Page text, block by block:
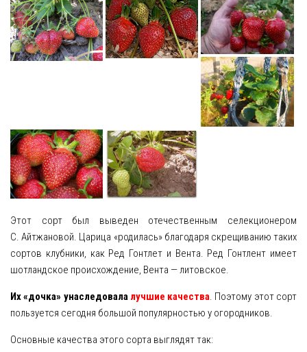
Этот сорт был выведен отечественным селекционером
С. Айтжановой. Царица «родилась» благодаря скрещиванию таких
сортов клубники, как Ред Гонтлет и Вента. Ред Гонтлент имеет
шотландское происхождение, Вента — литовское.
Их «дочка» унаследовала лучшие качества. Поэтому этот сорт
пользуется сегодня большой популярностью у огородников.
Основные качества этого сорта выглядят так: